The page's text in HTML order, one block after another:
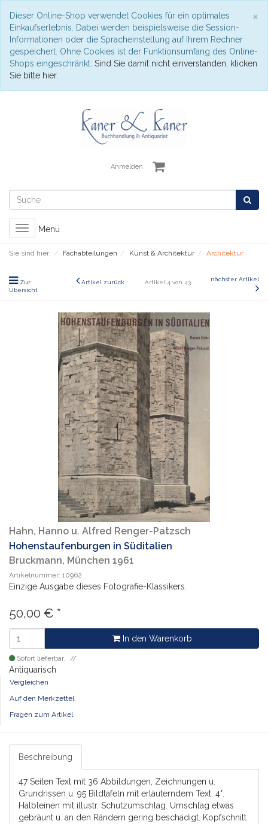
×
Dieser Online-Shop verwendet Cookies für ein optimales
Einkaufserlebnis. Dabei werden beispielsweise die Session-
Informationen oder die Spracheinstellung auf Ihrem Rechner
gespeichert. Ohne Cookies ist der Funktionsumfang des Online-
Shops eingeschränkt. Sind Sie damit nicht einverstanden, klicken
Sie bitte hier.
Anmelden
Toggle
navigation
Menü
Sie sind hier: Fachabteilungen Kunst & Architektur Architektur
Zur
Übersicht
Artikel zurück Artikel 4 von 43 nächster Artikel
Hahn, Hanno u. Alfred Renger-Patzsch
Hohenstaufenburgen in Süditalien
Bruckmann, München 1961
Artikelnummer: 10962
Einzige Ausgabe dieses Fotografie-Klassikers.
50,00 € *
In den Warenkorb
Sofort lieferbar.
Antiquarisch
Vergleichen
Auf den Merkzettel
Fragen zum Artikel
Beschreibung
47 Seiten Text mit 36 Abbildungen, Zeichnungen u.
Grundrissen u. 95 Bildtafeln mit erläuterndem Text. 4°.
Halbleinen mit illustr. Schutzumschlag. Umschlag etwas
gebräunt u. an den Rändern gering beschädigt. Kopfschnitt